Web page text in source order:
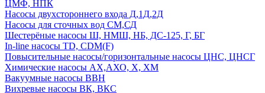
ЦМФ, НПК
Насосы двухстороннего входа Д,1Д,2Д
Насосы для сточных вод СМ,СД
Шестерёные насосы Ш, НМШ, НБ, ДС-125, Г, БГ
In-line насосы TD, CDM(F)
Повысительные насосы/горизонтальные насосы ЦНС, ЦНСГ
Химические насосы АХ,АХО, Х, ХМ
Вакуумные насосы ВВН
Вихревые насосы ВК, ВКС